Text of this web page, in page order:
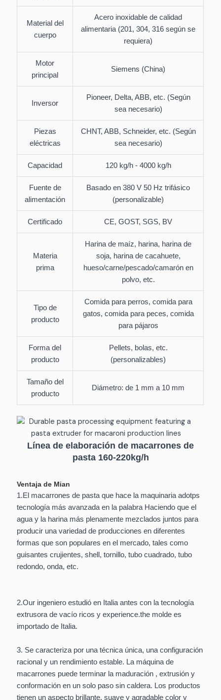
Material del
cuerpo
Acero inoxidable de calidad
alimentaria (201, 304, 316 según se
requiera)
Motor
principal
Siemens (China)
Inversor
Pioneer, Delta, ABB, etc. (Según
sea necesario)
Piezas
eléctricas
CHNT, ABB, Schneider, etc. (Según
sea necesario)
Capacidad 120 kg/h - 4000 kg/h
Fuente de
alimentación
Basado en 380 V 50 Hz trifásico
(personalizable)
Certificado CE, GOST, SGS, BV
Materia
prima
Harina de maíz, harina, harina de
soja, harina de cacahuete,
hueso/carne/pescado/camarón en
polvo, etc.
Tipo de
producto
Comida para perros, comida para
gatos, comida para peces, comida
para pájaros
Forma del
producto
Pellets, bolas, etc.
(personalizables)
Tamaño del
producto
Diámetro: de 1 mm a 10 mm
Línea de elaboración de macarrones de
pasta 160-220kg/h
Ventaja de Mian
1.El macarrones de pasta que hace la maquinaria adotps
tecnología más avanzada en la palabra Haciendo que el
agua y la harina más plenamente mezclados juntos para
producir una variedad de producciones en diferentes
formas que son populares en el mercado, tales como
guisantes crujientes, shell, tornillo, tubo cuadrado, tubo
redondo, onda, etc.
2.Our ingeniero estudió en Italia antes con la tecnología
extrusora de vacío ricos y experience.the molde es
importado de Italia.
3. Se caracteriza por una técnica única, una configuración
racional y un rendimiento estable. La máquina de
macarrones puede terminar la maduración , extrusión y
conformación en un solo paso sin caldera. Los productos
tienen un aspecto brillante, suave y agradable color y